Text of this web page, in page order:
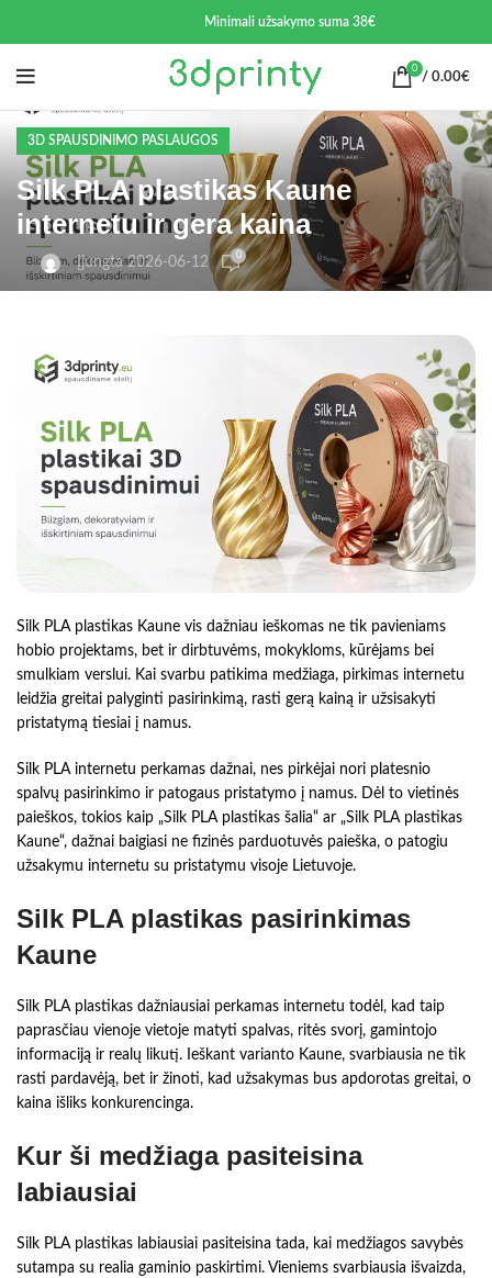
Minimali užsakymo suma 38€
0
/ 0.00€
3D SPAUSDINIMO PASLAUGOS
Silk PLA plastikas Kaune
internetu ir gera kaina
Įjungta 2026-06-12 0
Silk PLA plastikas Kaune vis dažniau ieškomas ne tik pavieniams
hobio projektams, bet ir dirbtuvėms, mokykloms, kūrėjams bei
smulkiam verslui. Kai svarbu patikima medžiaga, pirkimas internetu
leidžia greitai palyginti pasirinkimą, rasti gerą kainą ir užsisakyti
pristatymą tiesiai į namus.
Silk PLA internetu perkamas dažnai, nes pirkėjai nori platesnio
spalvų pasirinkimo ir patogaus pristatymo į namus. Dėl to vietinės
paieškos, tokios kaip „Silk PLA plastikas šalia“ ar „Silk PLA plastikas
Kaune“, dažnai baigiasi ne fizinės parduotuvės paieška, o patogiu
užsakymu internetu su pristatymu visoje Lietuvoje.
Silk PLA plastikas pasirinkimas
Kaune
Silk PLA plastikas dažniausiai perkamas internetu todėl, kad taip
paprasčiau vienoje vietoje matyti spalvas, ritės svorį, gamintojo
informaciją ir realų likutį. Ieškant varianto Kaune, svarbiausia ne tik
rasti pardavėją, bet ir žinoti, kad užsakymas bus apdorotas greitai, o
kaina išliks konkurencinga.
Kur ši medžiaga pasiteisina
labiausiai
Silk PLA plastikas labiausiai pasiteisina tada, kai medžiagos savybės
sutampa su realia gaminio paskirtimi. Vieniems svarbiausia išvaizda,